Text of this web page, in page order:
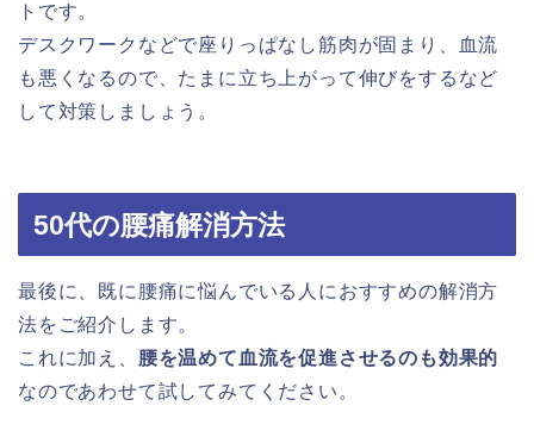
トです。
デスクワークなどで座りっぱなし筋肉が固まり、血流
も悪くなるので、たまに立ち上がって伸びをするなど
して対策しましょう。
50代の腰痛解消方法
最後に、既に腰痛に悩んでいる人におすすめの解消方
法をご紹介します。
これに加え、 腰を温めて血流を促進させるのも効果的
なのであわせて試してみてください。